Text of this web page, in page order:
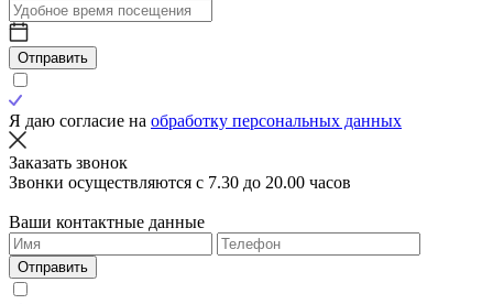
Отправить
Я даю согласие на обработку персональных данных
Заказать звонок
Звонки осуществляются с 7.30 до 20.00 часов
Ваши контактные данные
Отправить